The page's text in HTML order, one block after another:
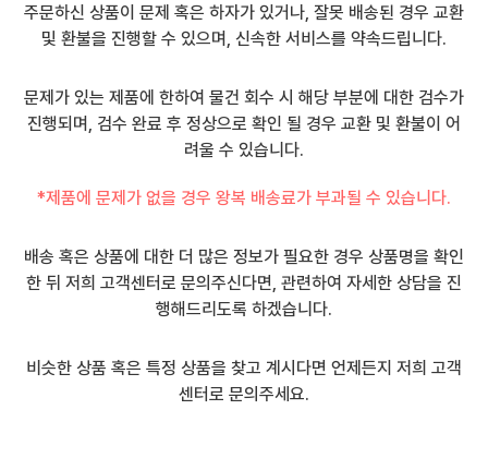
주문하신 상품이 문제 혹은 하자가 있거나, 잘못 배송된 경우 교환
및 환불을 진행할 수 있으며, 신속한 서비스를 약속드립니다.
문제가 있는 제품에 한하여 물건 회수 시 해당 부분에 대한 검수가
진행되며, 검수 완료 후 정상으로 확인 될 경우 교환 및 환불이 어
려울 수 있습니다.
*제품에 문제가 없을 경우 왕복 배송료가 부과될 수 있습니다.
배송 혹은 상품에 대한 더 많은 정보가 필요한 경우 상품명을 확인
한 뒤 저희 고객센터로 문의주신다면, 관련하여 자세한 상담을 진
행해드리도록 하겠습니다.
비슷한 상품 혹은 특정 상품을 찾고 계시다면 언제든지 저희 고객
센터로 문의주세요.